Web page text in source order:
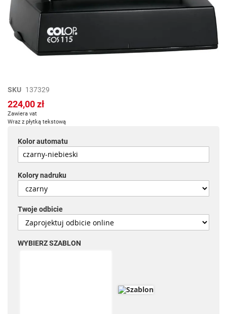
Przejdź
na
początek
galerii
SKU 137329
224,00 zł
Zawiera vat
Wraz z płytką tekstową
Kolor automatu
Kolory nadruku
Twoje odbicie
WYBIERZ SZABLON